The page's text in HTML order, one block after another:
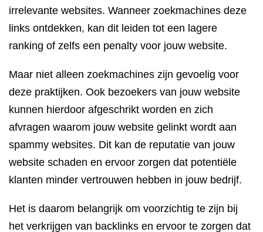
irrelevante websites. Wanneer zoekmachines deze
links ontdekken, kan dit leiden tot een lagere
ranking of zelfs een penalty voor jouw website.
Maar niet alleen zoekmachines zijn gevoelig voor
deze praktijken. Ook bezoekers van jouw website
kunnen hierdoor afgeschrikt worden en zich
afvragen waarom jouw website gelinkt wordt aan
spammy websites. Dit kan de reputatie van jouw
website schaden en ervoor zorgen dat potentiële
klanten minder vertrouwen hebben in jouw bedrijf.
Het is daarom belangrijk om voorzichtig te zijn bij
het verkrijgen van backlinks en ervoor te zorgen dat